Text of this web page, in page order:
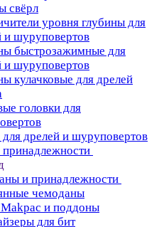
свёрл
уровня глубины для
и шуруповертов
быстрозажимные для
и шуруповертов
кулачковые для дрелей
головки для
дрелей и шуруповертов
и принадлежности
чемоданы
и поддоны
для бит